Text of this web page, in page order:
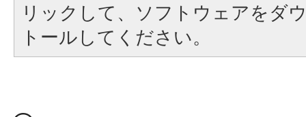
リックして、ソフトウェアをダ
トールしてください。